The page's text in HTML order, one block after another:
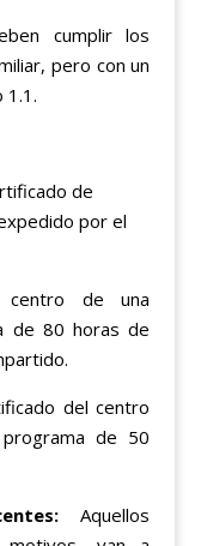
cumplir los
pero con un
1.1.
de
por el
centro de una
de 80 horas de
del centro
de 50
Aquellos